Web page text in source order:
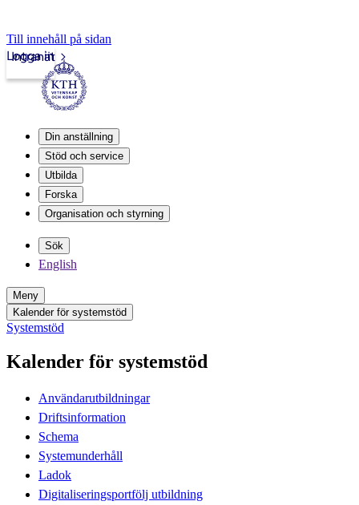
Till innehåll på sidan
Intranät
Logga in
Din anställning
Stöd och service
Utbilda
Forska
Organisation och styrning
Sök
English
Meny
Kalender för systemstöd
Systemstöd
Kalender för systemstöd
Användarutbildningar
Driftsinformation
Schema
Systemunderhåll
Ladok
Digitaliseringsportfölj utbildning